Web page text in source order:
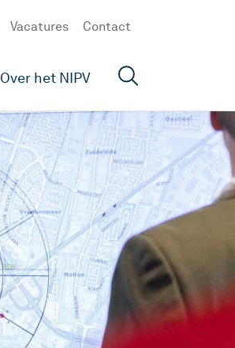
Vacatures Contact
Over het NIPV